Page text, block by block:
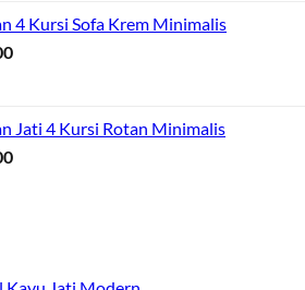
4 Kursi Sofa Krem Minimalis
Jati 4 Kursi Rotan Minimalis